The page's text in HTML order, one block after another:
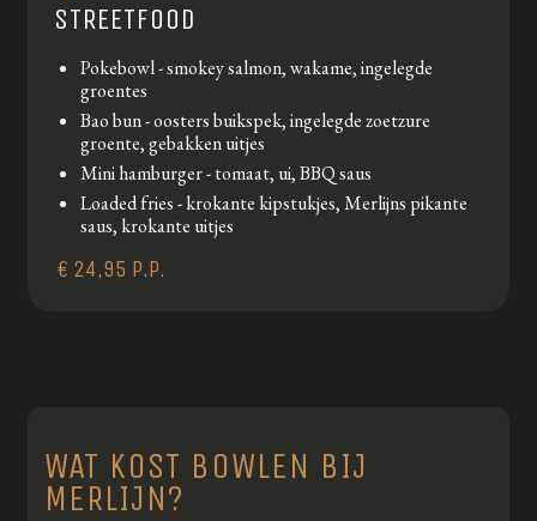
STREETFOOD
Pokebowl - smokey salmon, wakame, ingelegde
groentes
Bao bun - oosters buikspek, ingelegde zoetzure
groente, gebakken uitjes
Mini hamburger - tomaat, ui, BBQ saus
Loaded fries - krokante kipstukjes, Merlijns pikante
saus, krokante uitjes
€ 24,95 P.P.
WAT KOST BOWLEN BIJ
MERLIJN?